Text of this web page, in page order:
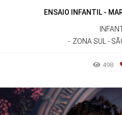
ENSAIO INFANTIL -
ZONA SUL -
498